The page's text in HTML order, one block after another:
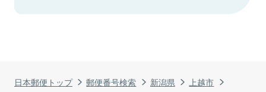
日本郵便トップ 郵便番号検索 新潟県
上越市